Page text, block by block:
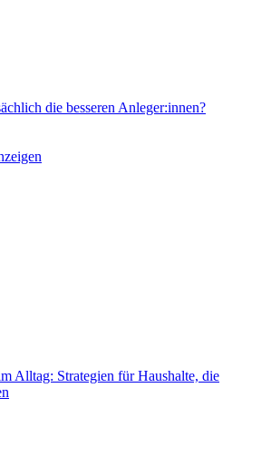
die besseren Anleger:innen?
Alltag: Strategien für Haushalte, die